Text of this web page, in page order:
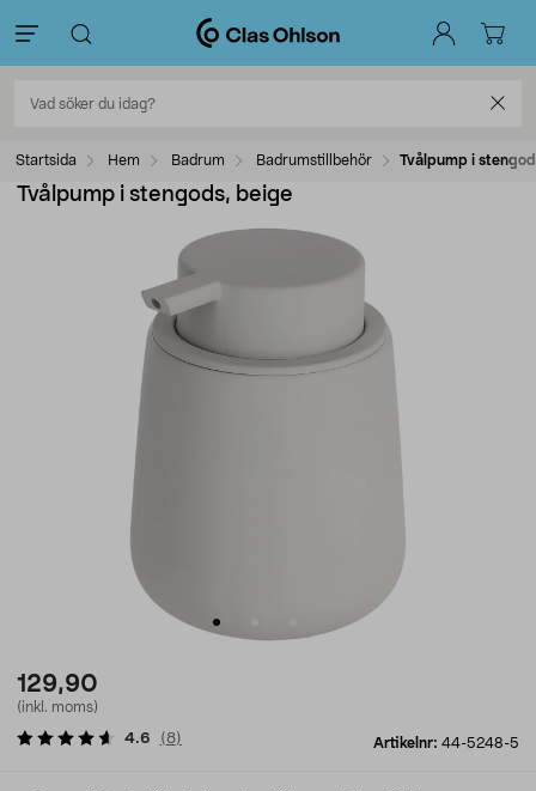
Startsida Hem Badrum Badrumstillbehör Tvålpump i
Tvålpump i stengods, beige
129,90
(inkl. moms)
Artikelnr: 44-5248-5
4.6 (8)